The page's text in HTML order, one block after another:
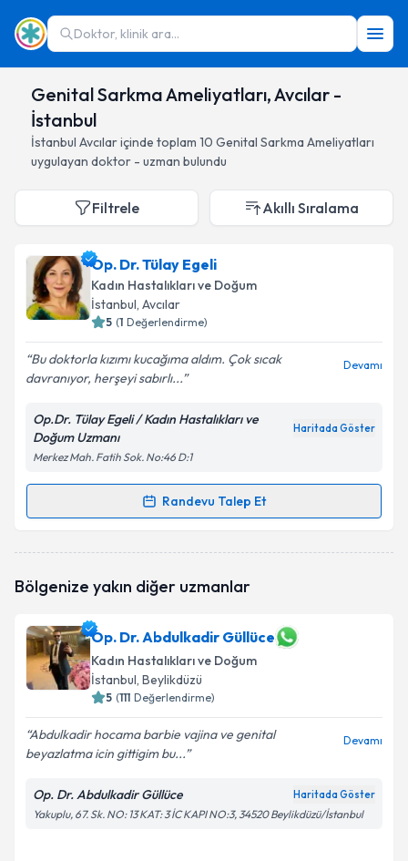
Doktor, klinik ara...
Genital Sarkma Ameliyatları, Avcılar -
İstanbul
İstanbul Avcılariçinde toplam 10 Genital Sarkma Ameliyatları
uygulayan doktor - uzman bulundu
Filtrele Akıllı Sıralama
Op. Dr. Tülay Egeli
Kadın Hastalıkları ve Doğum
İstanbul, Avcılar
5 (1 Değerlendirme)
Bu doktorla kızımı kucağıma aldım. Çok sıcak
davranıyor, herşeyi sabırlı...
Devamı
Op.Dr. Tülay Egeli / Kadın Hastalıkları ve
Doğum Uzmanı
Haritada Göster
Merkez Mah. Fatih Sok. No:46 D:1
Randevu Talep Et
Randevu Takvimi Talebi
oluşturun. Size bu uzmandan randevu almanız için bir
E-posta Adresiniz
Kişisel verilerimin işlenmesine ilişkin
Aydınlatma
Metni'ni okudum ve kişisel verilerimin belirtilen
Takvim Talebini Gönder
Bölgenize yakın diğer uzmanlar
Op. Dr. Abdulkadir Güllüce
Kadın Hastalıkları ve Doğum
İstanbul, Beylikdüzü
5 (111 Değerlendirme)
Abdulkadir hocama barbie vajina ve genital
beyazlatma icin gittigim bu...
Devamı
Op. Dr. Abdulkadir Güllüce Haritada Göster
Yakuplu, 67. Sk. NO: 13 KAT: 3 İC KAPI NO:3, 34520 Beylikdüzü/İstanbul